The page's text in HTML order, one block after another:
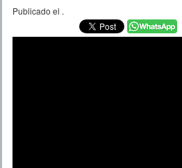
Publicado el .